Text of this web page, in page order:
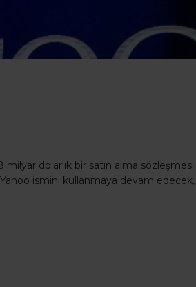
dolarlık bir satın alma sözleşmesi
ismini kullanmaya devam edecek,